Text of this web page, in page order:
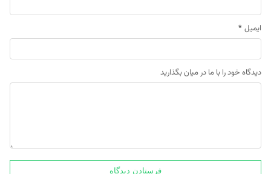
ایمیل *
دیدگاه خود را با ما در میان بگذارید